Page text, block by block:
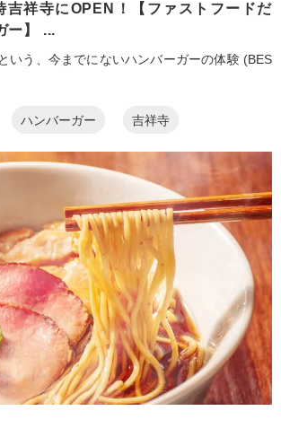
吉祥寺にOPEN！【ファストフードだ
ー】 ...
いう、今までにないハンバーガーの体験 (BES
ハンバーガー 吉祥寺